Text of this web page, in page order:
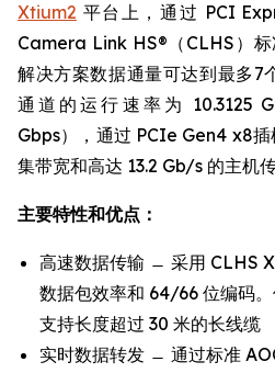
Xtium2 平台上，通过 PCI
Camera Link HS®（CLHS）
解决方案数据通量可达到最多7
通道的运行速率为 10.3125
Gbps），通过 PCIe Gen4 x8
集带宽和高达 13.2 Gb/s 的主机传
主要特性和优点：
高速数据传输 ̶ 采用 CLHS X
数据包效率和 64/66 位编码。
支持长度超过 30 米的长线缆
实时数据转发 ̶ 通过标准